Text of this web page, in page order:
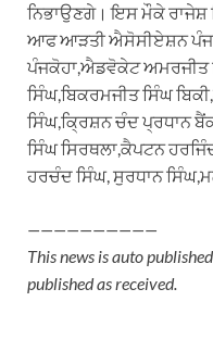
ਨਿਭਾਉਣਗੇ। ਇਸ ਮੌਕੇ ਰਾਜੇਸ਼
ਆਫ ਆੜਤੀ ਐਸੋਸੀਏਸ਼ਨ
ਪੰਜਕੋਹਾ,ਐਡਵੋਕੇਟ ਅਮਰਜੀਤ
ਸਿੰਘ,ਬਿਕਰਮਜੀਤ ਸਿੰਘ
ਸਿੰਘ,ਕ੍ਰਿਸ਼ਨ ਚੰਦ ਪ੍ਰਧਾਨ
ਸਿੰਘ ਸਿਰਥਲਾ,ਕੈਪਟਨ
ਹਰਚੰਦ ਸਿੰਘ, ਸੁਰਧਾਨ
——————————
This news is auto
published as received.